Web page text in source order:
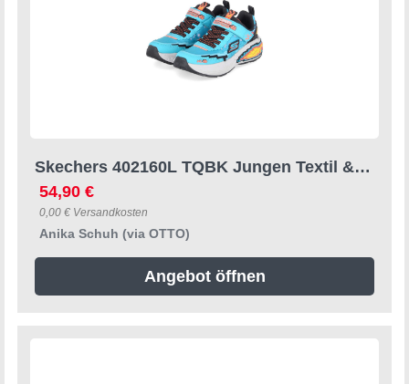
Skechers 402160L TQBK Jungen Textil & Synthetik blue Slipper
54,90 €
0,00 € Versandkosten
Anika Schuh (via OTTO)
Angebot öffnen